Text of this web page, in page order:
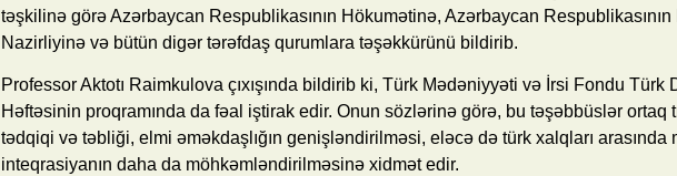
təşkilinə görə Azərbaycan Respublikasının Hökumətinə, Azərbaycan
Nazirliyinə və bütün digər tərəfdaş qurumlara təşəkkürünü bildirib.
Professor Aktotı Raimkulova çıxışında bildirib ki, Türk Mədəniyyəti və İrsi Fondu Türk
Həftəsinin proqramında da fəal iştirak edir. Onun sözlərinə görə, bu təşəbbüslər ortaq
tədqiqi və təbliği, elmi əməkdaşlığın genişləndirilməsi, eləcə də türk xalqları arasında
inteqrasiyanın daha da möhkəmləndirilməsinə xidmət edir.